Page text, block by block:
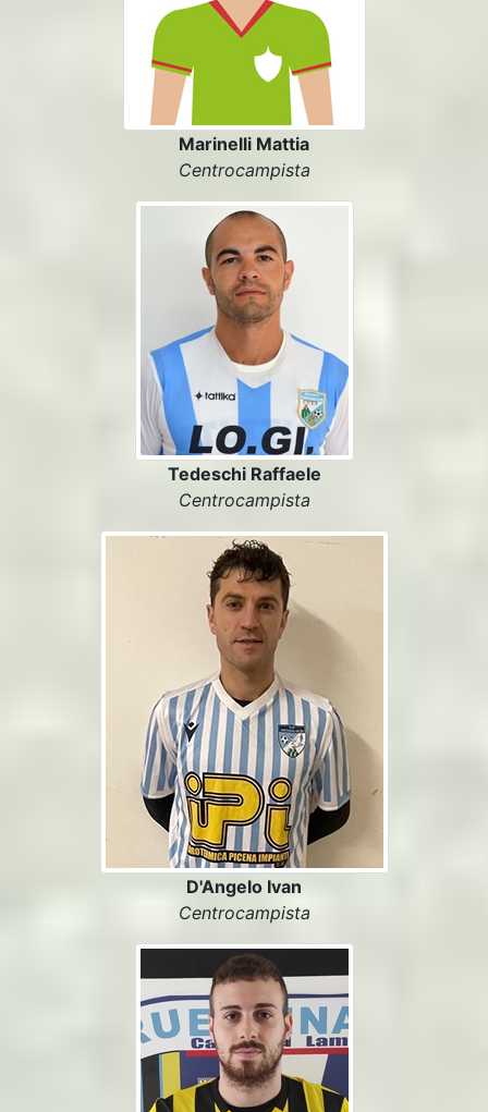
Marinelli Mattia
Centrocampista
Tedeschi Raffaele
Centrocampista
D'Angelo Ivan
Centrocampista